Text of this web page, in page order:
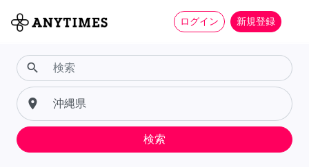
ログイン 新規登録
search
place
検索